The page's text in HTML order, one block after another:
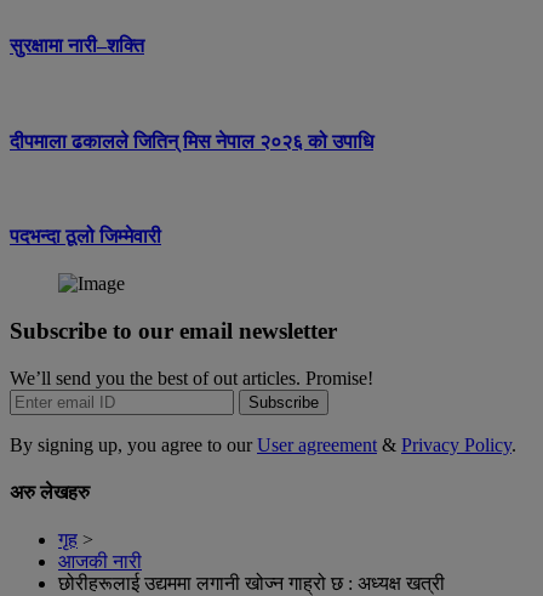
सुरक्षामा नारी–शक्ति
दीपमाला ढकालले जितिन् मिस नेपाल २०२६ को उपाधि
पदभन्दा ठूलो जिम्मेवारी
Subscribe to our email newsletter
We’ll send you the best of out articles. Promise!
Subscribe
By signing up, you agree to ourUser agreement & Privacy Policy.
अरु लेखहरु
गृह >
आजकी नारी
छोरीहरूलाई उद्यममा लगानी खोज्न गाह्रो छ : अध्यक्ष खत्री